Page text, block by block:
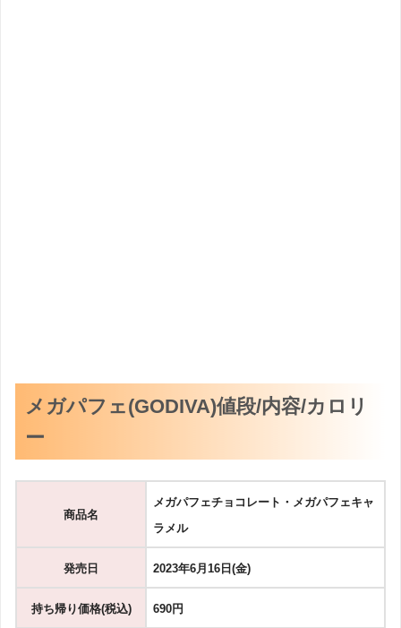
メガパフェ(GODIVA)値段/内容/カロリ
ー
商品名
メガパフェチョコレート・メガパフェキャ
ラメル
発売日 2023年6月16日(金)
持ち帰り価格(税込) 690円